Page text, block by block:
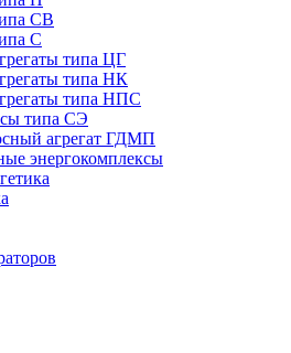
СВ
С
типа ЦГ
типа НК
типа НПС
типа СЭ
агрегат ГДМП
энергокомплексы